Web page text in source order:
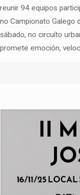
reunir 94 equipos
no Campionato Galego
sábado, no circuíto
promete emoción,